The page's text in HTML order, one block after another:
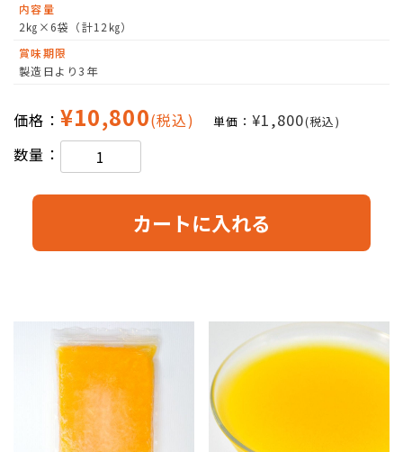
内容量
2㎏×6袋（計12㎏）
賞味期限
製造日より3年
価格： ¥10,800(税込) 単価：¥1,800(税込)
数量：